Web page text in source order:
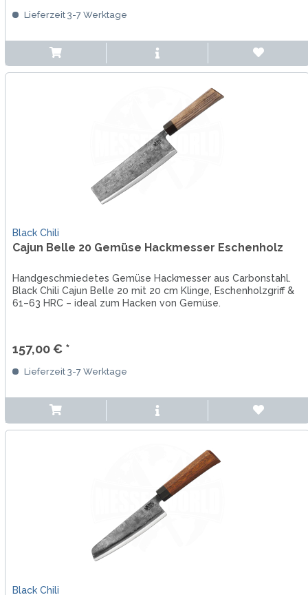
Lieferzeit 3-7 Werktage
Black Chili
Cajun Belle 20 Gemüse Hackmesser Eschenholz
Handgeschmiedetes Gemüse Hackmesser aus Carbonstahl.
Black Chili Cajun Belle 20 mit 20 cm Klinge, Eschenholzgriff &
61–63 HRC – ideal zum Hacken von Gemüse.
157,00 € *
Lieferzeit 3-7 Werktage
Black Chili